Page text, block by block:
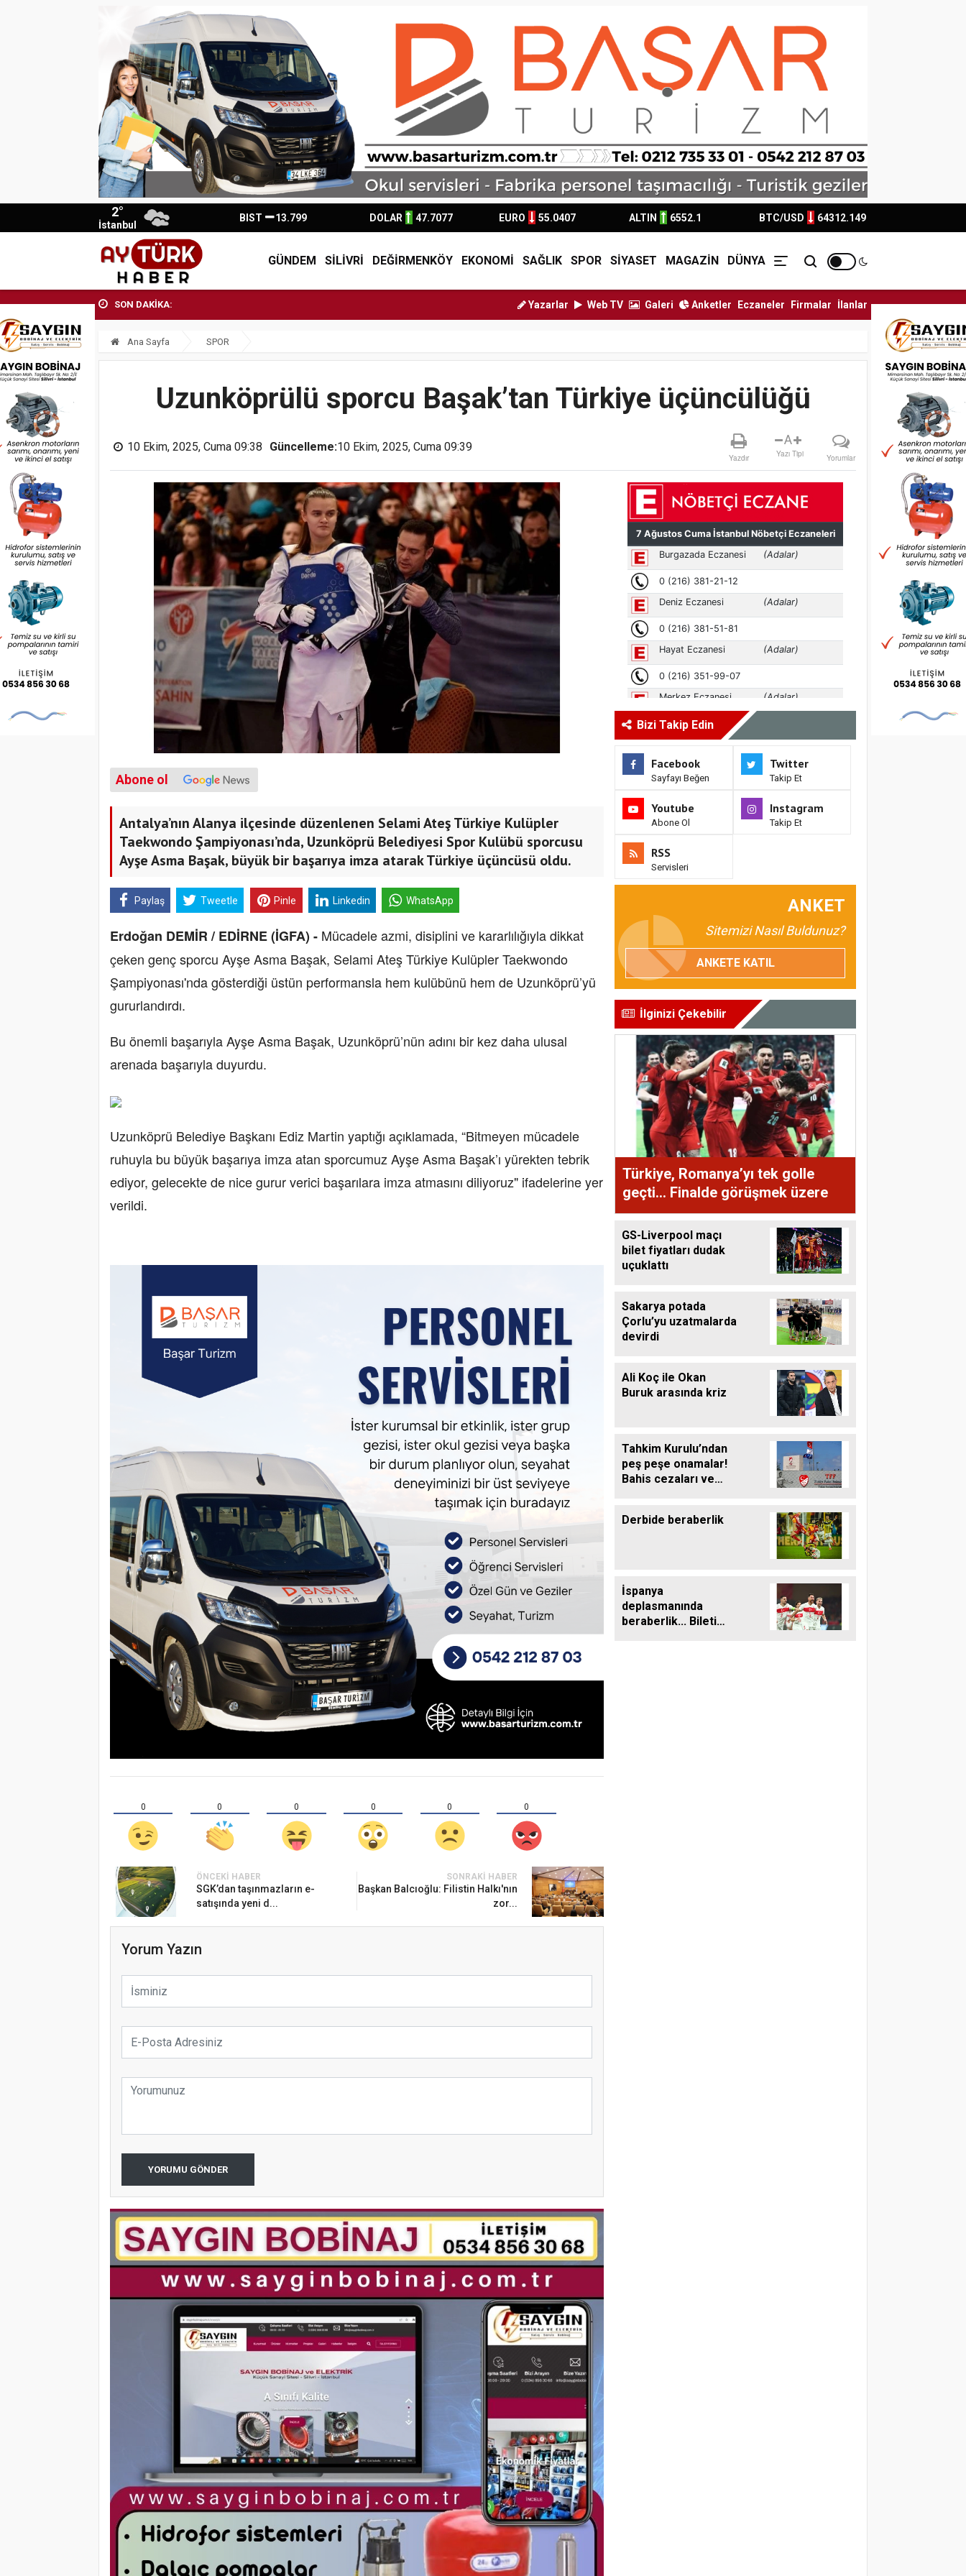
2°
İstanbul
BIST 13.799 DOLAR 47.7077 EURO 55.0407 ALTIN 6552.1 BTC/USD 64312.149
GÜNDEM SİLİVRİ DEĞİRMENKÖY EKONOMİ SAĞLIK SPOR SİYASET MAGAZİN DÜNYA
SON DAKİKA: Yazarlar Web TV Galeri Anketler Eczaneler Firmalar İlanlar
Ana Sayfa SPOR
Uzunköprülü sporcu Başak’tan Türkiye üçüncülüğü
10 Ekim, 2025, Cuma 09:38 Güncelleme:10 Ekim, 2025, Cuma 09:39
Yazdır
A
Yazı Tipi Yorumlar
Abone ol
Antalya’nın Alanya ilçesinde düzenlenen Selami Ateş Türkiye Kulüpler
Taekwondo Şampiyonası’nda, Uzunköprü Belediyesi Spor Kulübü sporcusu
Ayşe Asma Başak, büyük bir başarıya imza atarak Türkiye üçüncüsü oldu.
Paylaş Tweetle Pinle Linkedin WhatsApp
Erdoğan DEMİR / EDİRNE (İGFA) - Mücadele azmi, disiplini ve kararlılığıyla dikkat
çeken genç sporcu Ayşe Asma Başak, Selami Ateş Türkiye Kulüpler Taekwondo
Şampiyonası'nda gösterdiği üstün performansla hem kulübünü hem de Uzunköprü’yü
gururlandırdı.
Bu önemli başarıyla Ayşe Asma Başak, Uzunköprü’nün adını bir kez daha ulusal
arenada başarıyla duyurdu.
Uzunköprü Belediye Başkanı Ediz Martin yaptığı açıklamada, “Bitmeyen mücadele
ruhuyla bu büyük başarıya imza atan sporcumuz Ayşe Asma Başak’ı yürekten tebrik
ediyor, gelecekte de nice gurur verici başarılara imza atmasını diliyoruz" ifadelerine yer
verildi.
0 0 0 0 0 0
ÖNCEKI HABER
SGK’dan taşınmazların e-
satışında yeni d...
SONRAKI HABER
Başkan Balcıoğlu: Filistin Halkı'nın
zor...
Yorum Yazın
YORUMU GÖNDER
Bizi Takip Edin
Facebook
Sayfayı Beğen
Twitter
Takip Et
Youtube
Abone Ol
Instagram
Takip Et
RSS
Servisleri
ANKET
Sitemizi Nasıl Buldunuz?
ANKETE KATIL
İlginizi Çekebilir
Türkiye, Romanya’yı tek golle
geçti... Finalde görüşmek üzere
GS-Liverpool maçı
bilet fiyatları dudak
uçuklattı
Sakarya potada
Çorlu’yu uzatmalarda
devirdi
Ali Koç ile Okan
Buruk arasında kriz
Tahkim Kurulu’ndan
peş peşe onamalar!
Bahis cezaları ve
Derbide beraberlik
İspanya
deplasmanında
beraberlik... Bileti